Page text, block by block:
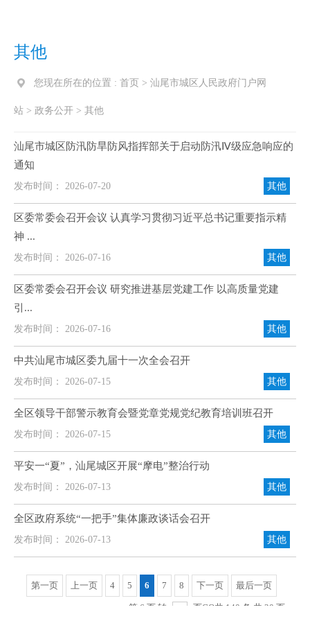
其他
您现在所在的位置 : 首页 > 汕尾市城区人民政府门户网
站 > 政务公开 > 其他
汕尾市城区防汛防旱防风指挥部关于启动防汛Ⅳ级应急响应的
通知
发布时间： 2026-07-20 其他
区委常委会召开会议 认真学习贯彻习近平总书记重要指示精
神 ...
发布时间： 2026-07-16 其他
区委常委会召开会议 研究推进基层党建工作 以高质量党建
引...
发布时间： 2026-07-16 其他
中共汕尾市城区委九届十一次全会召开
发布时间： 2026-07-15 其他
全区领导干部警示教育会暨党章党规党纪教育培训班召开
发布时间： 2026-07-15 其他
平安一“夏”，汕尾城区开展“摩电”整治行动
发布时间： 2026-07-13 其他
全区政府系统“一把手”集体廉政谈话会召开
发布时间： 2026-07-13 其他
第一页 上一页 4 5 6 7 8 下一页 最后一页
第 6 页 转 页GO共 140 条 共 20 页